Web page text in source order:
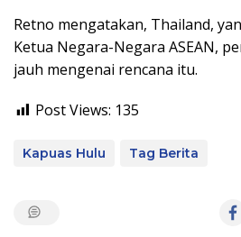
Retno mengatakan, Thailand,
Ketua Negara-Negara ASEAN,
jauh mengenai rencana itu.
Post Views: 135
Kapuas Hulu Tag Berita